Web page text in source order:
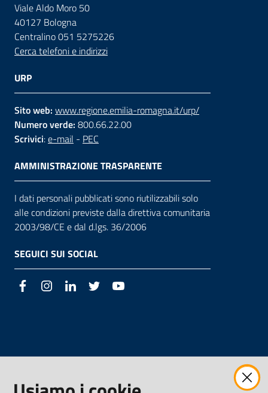
Viale Aldo Moro 50
40127 Bologna
Centralino 051 5275226
Cerca telefoni e indirizzi
URP
Sito web: www.regione.emilia-romagna.it/urp/
Numero verde: 800.66.22.00
Scrivici:e-mail - PEC
AMMINISTRAZIONE TRASPARENTE
I dati personali pubblicati sono riutilizzabili solo
alle condizioni previste dalla direttiva comunitaria
2003/98/CE e dal d.lgs. 36/2006
SEGUICI SUI SOCIAL
FacebookInstagramLinkedIn Twitter